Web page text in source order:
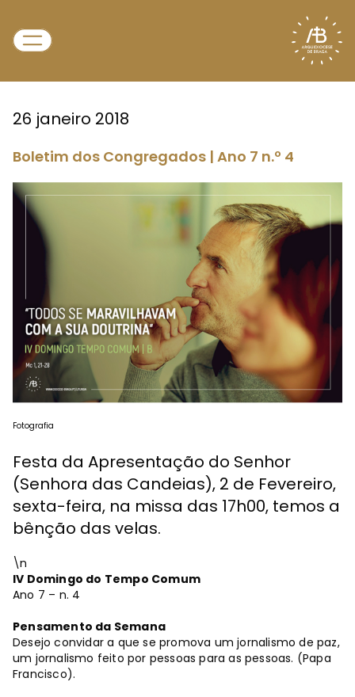
26 janeiro 2018
Boletim dos Congregados | Ano 7 n.º 4
Fotografia
Festa da Apresentação do Senhor
(Senhora das Candeias), 2 de Fevereiro,
sexta-feira, na missa das 17h00, temos a
bênção das velas.
\n
IV Domingo do Tempo Comum
Ano 7 – n. 4
Pensamento da Semana
Desejo convidar a que se promova um jornalismo de paz,
um jornalismo feito por pessoas para as pessoas. (Papa
Francisco).